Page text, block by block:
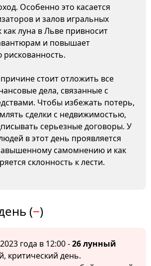
Особенно это касается
и залов игральных
как луна в Льве привносит
и повышает
стоит отложить все
дела, связанные с
Чтобы избежать потерь,
сделки с недвижимостью,
серьезные договоры. У
в этот день проявляется
самомнению и как
склонность к лести.
(−)
года в 12:00 -26 лунный
критический день.